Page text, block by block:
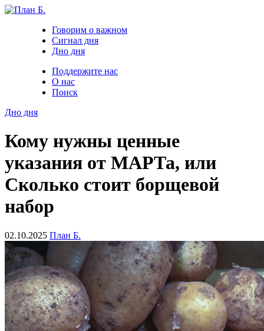
Говорим о важном
Сигнал дня
Дно дня
Поддержите нас
О нас
Поиск
Дно дня
Кому нужны ценные
указания от МАРТа, или
Сколько стоит борщевой
набор
02.10.2025 План Б.